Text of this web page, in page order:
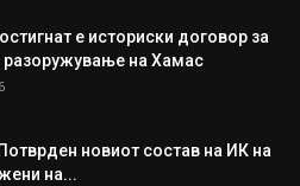
е историски договор за
на Хамас
новиот состав на ИК на
на...